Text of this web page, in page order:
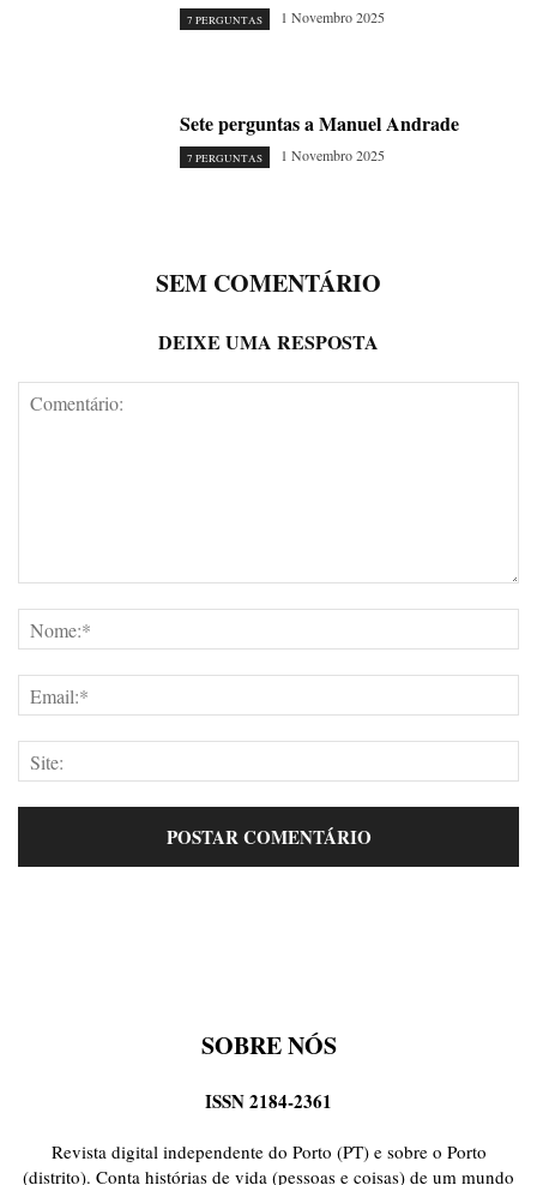
7 PERGUNTAS 1 Novembro 2025
Sete perguntas a Manuel Andrade
7 PERGUNTAS 1 Novembro 2025
SEM COMENTÁRIO
DEIXE UMA RESPOSTA
SOBRE NÓS
ISSN 2184-2361
Revista digital independente do Porto (PT) e sobre o Porto
(distrito). Conta histórias de vida (pessoas e coisas) de um mundo